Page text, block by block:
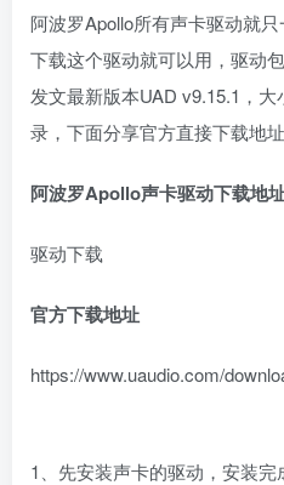
阿波罗Apollo所有声卡驱动就
下载这个驱动就可以用，驱动
发文最新版本UAD v9.15.1，
录，下面分享官方直接下载地址
阿波罗Apollo声卡驱动下载地
驱动下载
官方下载地址
https://www.uaudio.com/
1、先安装声卡的驱动，安装